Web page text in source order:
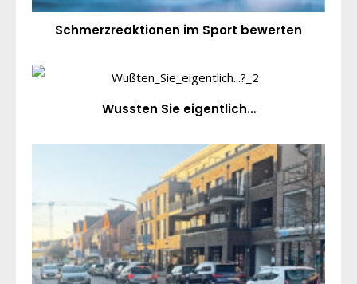
Schmerzreaktionen im Sport bewerten
Wussten Sie eigentlich…